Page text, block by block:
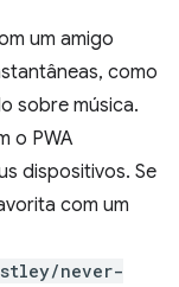
um amigo
como
sobre música.
o PWA
dispositivos. Se
com um
never-